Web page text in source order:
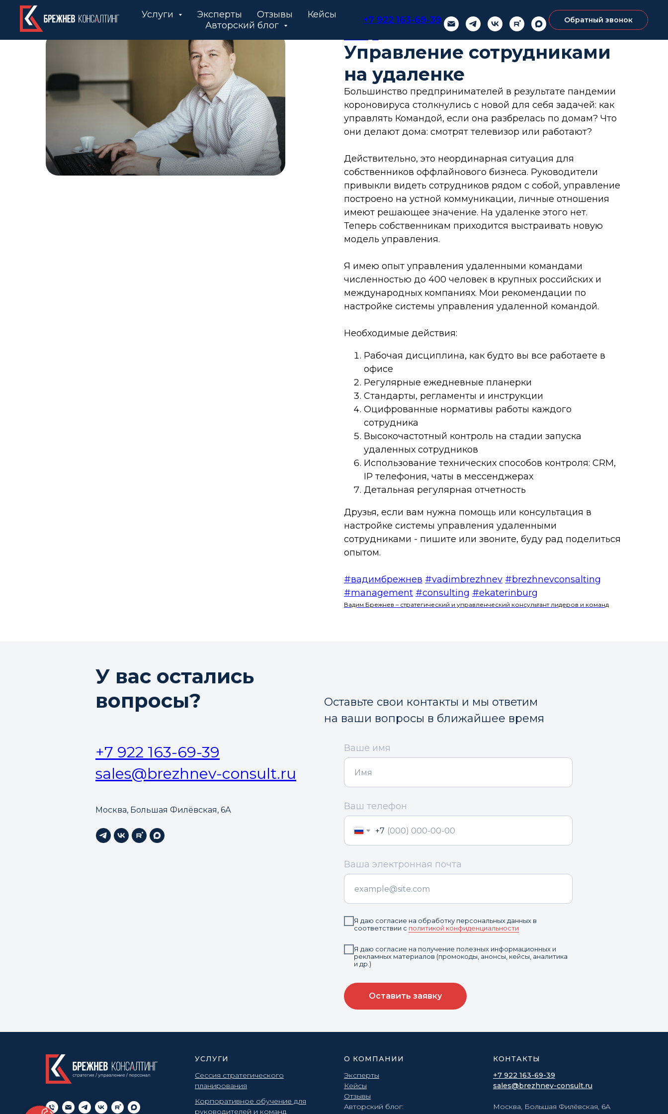
Услуги Эксперты Отзывы
Кейсы
Авторский блог
+7 922 163-69-39 Обратный звонок
Управление сотрудниками
на удаленке
Большинство предпринимателей в результате пандемии
короновируса столкнулись с новой для себя задачей: как
управлять Командой, если она разбрелась по домам? Что
они делают дома: смотрят телевизор или работают?
Действительно, это неординарная ситуация для
собственников оффлайнового бизнеса. Руководители
привыкли видеть сотрудников рядом с собой, управление
построено на устной коммуникации, личные отношения
имеют решающее значение. На удаленке этого нет.
Теперь собственникам приходится выстраивать новую
модель управления.
Я имею опыт управления удаленными командами
численностью до 400 человек в крупных российских и
международных компаниях. Мои рекомендации по
настройке системы управления удаленной командой.
Необходимые действия:
Рабочая дисциплина, как будто вы все работаете в
офисе
Регулярные ежедневные планерки
Стандарты, регламенты и инструкции
Оцифрованные нормативы работы каждого
сотрудника
Высокочастотный контроль на стадии запуска
удаленных сотрудников
Использование технических способов контроля: CRM,
IP телефония, чаты в мессенджерах
Детальная регулярная отчетность
Друзья, если вам нужна помощь или консультация в
настройке системы управления удаленными
сотрудниками - пишите или звоните, буду рад поделиться
опытом.
#вадимбрежнев #vadimbrezhnev #brezhnevconsalting
#management #consulting #ekaterinburg
Вадим Брежнев – стратегический и управленческий консультант лидеров и команд
У вас остались
вопросы?
Оставьте свои контакты и мы ответим
на ваши вопросы в ближайшее время
+7 922 163-69-39
sales@brezhnev-consult.ru
Москва, Большая Филёвская, 6А
Ваше имя
Ваш телефон
+7
Ваша электронная почта
Я даю согласие на обработку персональных данных в
соответствии с политикой конфиденциальности
Я даю согласие на получение полезных информационных и
рекламных материалов (промокоды, анонсы, кейсы, аналитика
и др.)
Оставить заявку
УСЛУГИ
Сессия стратегического
планирования
Корпоративное обучение для
руководителей и команд
О КОМПАНИИ
Эксперты
Кейсы
Отзывы
Авторский блог:
КОНТАКТЫ
+7 922 163-69-39
sales@brezhnev-consult.ru
Москва, Большая Филёвская, 6А